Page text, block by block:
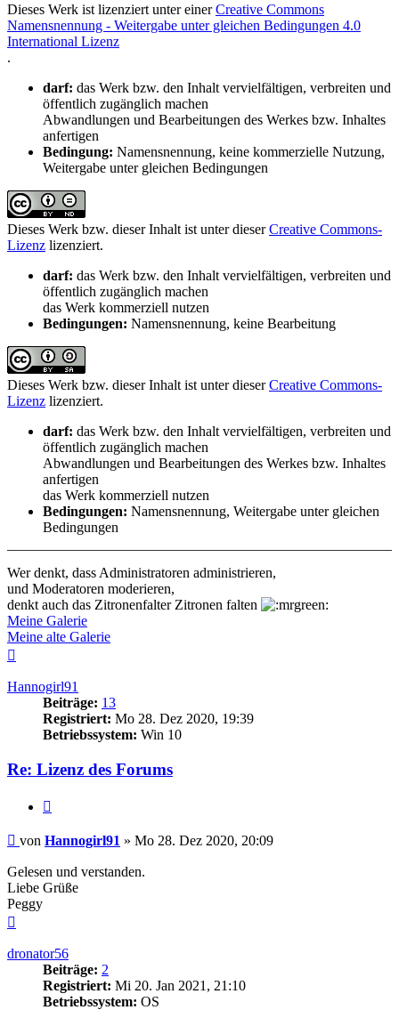
Dieses Werk ist lizenziert unter einerCreative Commons
Namensnennung - Weitergabe unter gleichen Bedingungen 4.0
International Lizenz
.
darf: das Werk bzw. den Inhalt vervielfältigen, verbreiten und
öffentlich zugänglich machen
Abwandlungen und Bearbeitungen des Werkes bzw. Inhaltes
anfertigen
Bedingung: Namensnennung, keine kommerzielle Nutzung,
Weitergabe unter gleichen Bedingungen
Dieses Werk bzw. dieser Inhalt ist unter dieserCreative Commons-
Lizenz lizenziert.
darf: das Werk bzw. den Inhalt vervielfältigen, verbreiten und
öffentlich zugänglich machen
das Werk kommerziell nutzen
Bedingungen: Namensnennung, keine Bearbeitung
Dieses Werk bzw. dieser Inhalt ist unter dieserCreative Commons-
Lizenz lizenziert.
darf: das Werk bzw. den Inhalt vervielfältigen, verbreiten und
öffentlich zugänglich machen
Abwandlungen und Bearbeitungen des Werkes bzw. Inhaltes
anfertigen
das Werk kommerziell nutzen
Bedingungen: Namensnennung, Weitergabe unter gleichen
Bedingungen
Wer denkt, dass Administratoren administrieren,
und Moderatoren moderieren,
denkt auch das Zitronenfalter Zitronen falten
Meine Galerie
Meine alte Galerie
Hannogirl91
Beiträge: 13
Registriert: Mo 28. Dez 2020, 19:39
Betriebssystem: Win 10
Re: Lizenz des Forums
Beitrag
von Hannogirl91 » Mo 28. Dez 2020, 20:09
Gelesen und verstanden.
Liebe Grüße
Peggy
dronator56
Beiträge: 2
Registriert: Mi 20. Jan 2021, 21:10
Betriebssystem: OS